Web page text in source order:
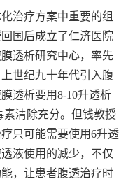
治疗方案中重要的组
国后成立了仁济医院
透析研究中心，率先
世纪九十年代引入腹
透析要用8-10升透析
素清除充分。但钱教授
只可能需要使用6升透
液使用的减少，不仅
，让患者腹透治疗时